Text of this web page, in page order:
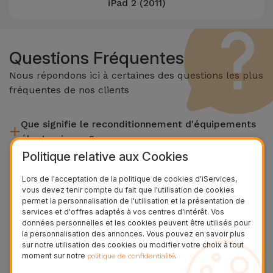
iPad 2 (2011)
Questions Fréquentes
Nous répondons ici à certaines des questions les plus
fréquentes de nos clients
Que signifie le reconditionnement d'équipements
électroniques ?
Le reconditionnement implique plusieurs étapes telles que
composant défectueux. Il convient de rappeler que tous les
équipements reconditionnés par Services passent par
plusieurs tests rigoureux de qualité et de performance avant
d'être mis en vente.
reconditionné et un produit d'occasion ?
Les produits reconditionnés iServices sont soigneusement
testés et préparés par des techniciens spécialisés pour
garantir leur parfait fonctionnement. Contrairement à un
produit d'occasion, un équipement reconditionné iServices
offre une plus grande fiabilité, une garantie de 3 ans et un
Qu'est-ce qu'un produit reconditionné ?
Un produit reconditionné est un équipement qui a été peu ou
pas utilisé. Il peut avoir été exposé en magasin ou provenir
de programmes de reprise, de renouvellement de contrats
Comment savoir si un produit est reconditionné ?
Politique relative aux Cookies
Lors de l'acceptation de la politique de cookies d'iServices,
vous devez tenir compte du fait que l'utilisation de cookies
permet la personnalisation de l'utilisation et la présentation de
services et d'offres adaptés à vos centres d'intérêt. Vos
données personnelles et les cookies peuvent être utilisés pour
la personnalisation des annonces. Vous pouvez en savoir plus
sur notre utilisation des cookies ou modifier votre choix à tout
moment sur notre politique de confidentialité.